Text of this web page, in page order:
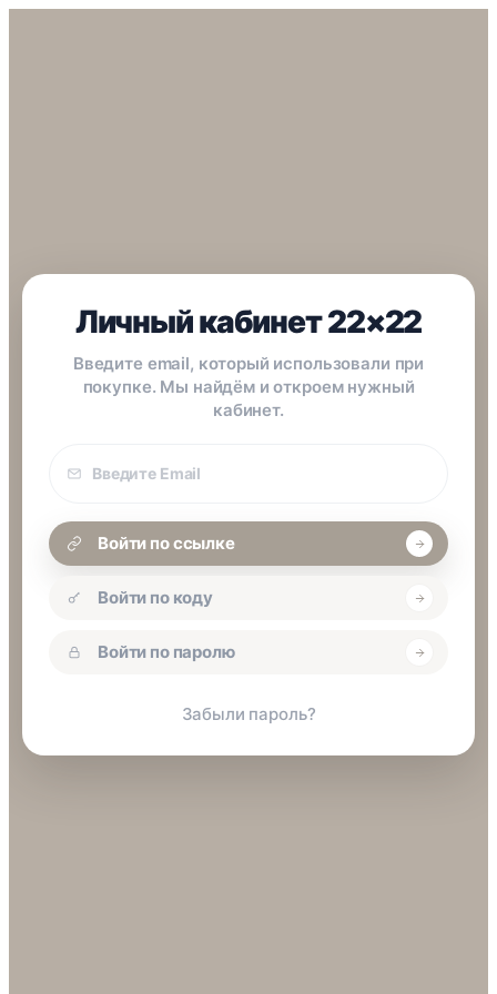
Личный кабинет 22×22
Введите email, который использовали при
покупке. Мы найдём и откроем нужный
кабинет.
покупки
Войти по ссылке
Войти по коду
Войти по паролю
Забыли пароль?